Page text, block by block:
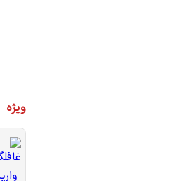
ویژه